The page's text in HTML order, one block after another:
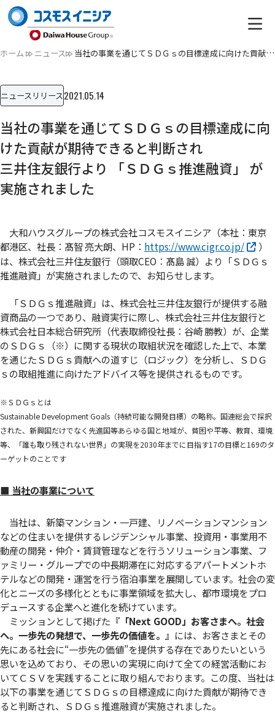
ホーム ニュース 当社の事業を通じてＳＤＧｓの目標達成に向けた貢献が期待でき…
ニュースリリース2021.05.14
当社の事業を通じてＳＤＧｓの目標達成に向
けた貢献が期待できると判断され
三井住友銀行より 「ＳＤＧｓ推進融資」 が
実施されました
大和ハウスグループの株式会社コスモスイニシア（本社：東京
都港区、社長：髙智 亮大朗、HP： https://www.cigr.co.jp/
）
は、株式会社三井住友銀行（頭取CEO：髙島 誠）より「ＳＤＧｓ
推進融資」が実施されましたので、お知らせします。
「ＳＤＧｓ推進融資」は、株式会社三井住友銀行が提供する融
資商品の一つであり、融資実行に際し、株式会社三井住友銀行と
株式会社日本総合研究所（代表取締役社長：谷崎 勝教）が、企業
のＳＤＧｓ（※）に関する現状の取組状況を確認した上で、本業
を通じたＳＤＧｓ貢献への道すじ（ロジック）を分析し、ＳＤＧ
ｓの取組推進に向けたアドバイス等を提供されるものです。
※ＳＤＧｓとは
Sustainable Development Goals（持続可能な開発目標）の略称。国連総会で採択
された、新興国だけでなく先進国等あらゆる国と地域が、貧困や平等、教育、環境
等、「誰も取り残されない世界」の実現を2030年までに目指す17の目標と169のタ
ーゲットのことです
■ 当社の事業について
当社は、新築マンション・一戸建、リノベーションマンション
などの住まいを提供するレジデンシャル事業、投資用・事業用不
動産の開発・仲介・賃貸管理などを行うソリューション事業、フ
ァミリー・グループでの中長期滞在に対応するアパートメントホ
テルなどの開発・運営を行う宿泊事業を展開しています。社会の変
化とニーズの多様化とともに事業領域を拡大し、都市環境をプロ
デュースする企業へと進化を続けています。
ミッションとして掲げた 『「Next GOOD」お客さまへ。社会
へ。一歩先の発想で、一歩先の価値を。』 には、お客さまとその
先にある社会に“一歩先の価値”を提供する存在でありたいという
思いを込めており、その思いの実現に向けて全ての経営活動にお
いてＣＳＶを実践することに取り組んでおります。この度、当社は
以下の事業を通じてＳＤＧｓの目標達成に向けた貢献が期待でき
ると判断され、ＳＤＧｓ推進融資が実施されました。